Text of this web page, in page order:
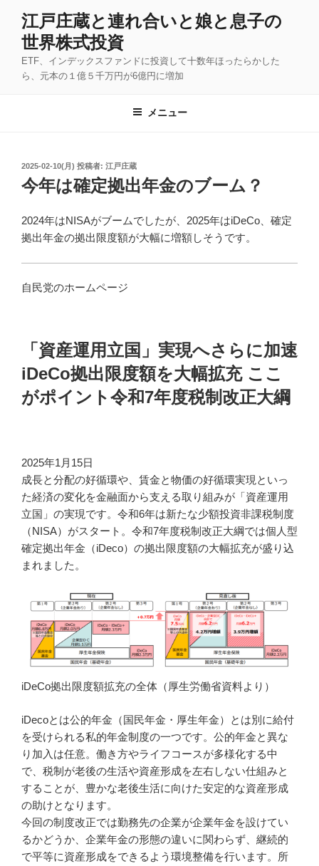
江戸庄蔵と連れ合いと娘と息子の
世界株式投資
ETF、インデックスファンドに投資して十数年ほったらかした
ら、元本の１億５千万円が6億円に増加
メニュー
投
稿
日:
2025-02-10(月) 投稿者: 江戸庄蔵
今年は確定拠出年金のブーム？
2024年はNISAがブームでしたが、2025年はiDeCo、確定
拠出年金の拠出限度額が大幅に増額しそうです。
自民党のホームページ
「資産運用立国」実現へさらに加速
iDeCo拠出限度額を大幅拡充 ここ
がポイント令和7年度税制改正大綱
2025年1月15日
成長と分配の好循環や、賃金と物価の好循環実現といっ
た経済の変化を金融面から支える取り組みが「資産運用
立国」の実現です。令和6年は新たな少額投資非課税制度
（NISA）がスタート。令和7年度税制改正大綱では個人型
確定拠出年金（iDeco）の拠出限度額の大幅拡充が盛り込
まれました。
iDeCo拠出限度額拡充の全体（厚生労働省資料より）
iDecoとは公的年金（国民年金・厚生年金）とは別に給付
を受けられる私的年金制度の一つです。公的年金と異な
り加入は任意。働き方やライフコースが多様化する中
で、税制が老後の生活や資産形成を左右しない仕組みと
することが、豊かな老後生活に向けた安定的な資産形成
の助けとなります。
今回の制度改正では勤務先の企業が企業年金を設けてい
るかどうか、企業年金の形態の違いに関わらず、継続的
で平等に資産形成をできるよう環境整備を行います。所